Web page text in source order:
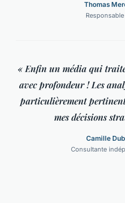
Thomas
Responsable
« Enfin un média qui
avec profondeur ! Les
particulièrement
mes décisions
Camille
Consultante